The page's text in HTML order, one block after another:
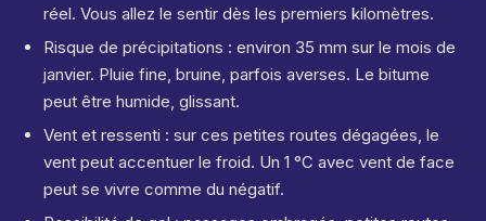
réel. Vous allez le sentir dès les premiers kilomètres.
Risque de précipitations : environ 35 mm sur le mois de
janvier. Pluie fine, bruine, parfois averses. Le bitume
peut être humide, glissant.
Vent et ressenti : sur ces petites routes dégagées, le
vent peut accentuer le froid. Un 1 °C avec vent de face
peut se vivre comme du négatif.